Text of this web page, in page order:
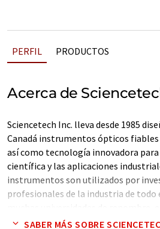
PERFIL PRODUCTOS
Acerca de
Sciencetech Inc. lleva desde 1985
Canadá instrumentos ópticos
así como tecnología innovadora
científica y las aplicaciones
instrumentos son utilizados por
profesionales de la industria de todo
Fortune 500 y organismos
SABER MÁS SOBRE